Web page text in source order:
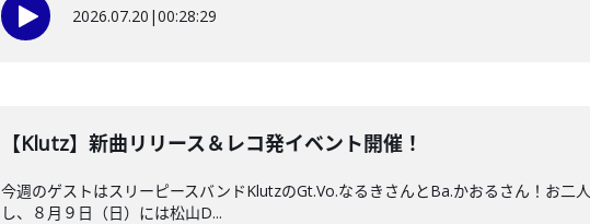
2026.07.20 |00:28:29
【Klutz】新曲リリース＆レコ発イベント開催！
今週のゲストはスリーピースバンドKlutzのGt.Vo.なるきさんとBa.かおるさん！お
し、８月９日（日）には松山D...